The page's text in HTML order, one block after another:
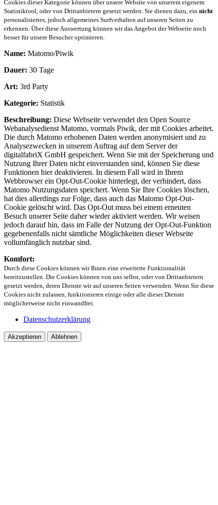
Cookies dieser Kategorie können über unsere Website von unserem eigenem
Statistiktool, oder von Drittanbietern gesetzt werden. Sie dienen dazu, ein nicht
personalisiertes, jedoch allgemeines Surfverhalten auf unseren Seiten zu
erkennen. Über diese Auswertung können wir das Angebot der Webseite noch
besser für unsere Besucher optimieren.
Name: Matomo/Piwik
Dauer: 30 Tage
Art: 3rd Party
Kategorie: Statistik
Beschreibung: Diese Webseite verwendet den Open Source
Webanalysedienst Matomo, vormals Piwik, der mit Cookies arbeitet.
Die durch Matomo erhobenen Daten werden anonymisiert und zu
Analysezwecken in unserem Auftrag auf dem Server der
digitalfabriX GmbH gespeichert. Wenn Sie mit der Speicherung und
Nutzung Ihrer Daten nicht einverstanden sind, können Sie diese
Funktionen hier deaktivieren. In diesem Fall wird in Ihrem
Webbrowser ein Opt-Out-Cookie hinterlegt, der verhindert, dass
Matomo Nutzungsdaten speichert. Wenn Sie Ihre Cookies löschen,
hat dies allerdings zur Folge, dass auch das Matomo Opt-Out-
Cookie gelöscht wird. Das Opt-Out muss bei einem erneuten
Besuch unserer Seite daher wieder aktiviert werden. Wir weisen
jedoch darauf hin, dass im Falle der Nutzung der Opt-Out-Funktion
gegebenenfalls nicht sämtliche Möglichkeiten dieser Webseite
vollumfänglich nutzbar sind.
Komfort:
Durch diese Cookies können wir Ihnen eine erweiterte Funktionalität
bereitzustellen. Die Cookies können von uns selbst, oder von Drittanbietern
gesetzt werden, deren Dienste wir auf unseren Seiten verwenden. Wenn Sie diese
Cookies nicht zulassen, funktionieren einige oder alle dieser Dienste
möglicherweise nicht einwandfrei.
Datenschutzerklärung
Akzeptieren Ablehnen